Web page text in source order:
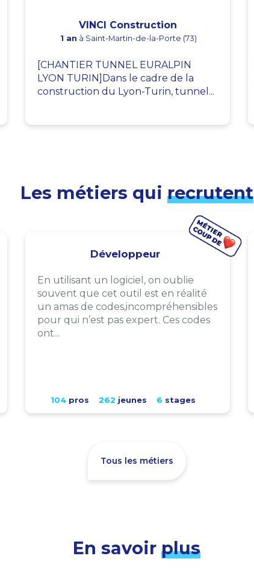
VINCI Construction
1 an à Saint-Martin-de-la-Porte (73)
[CHANTIER TUNNEL EURALPIN
LYON TURIN]Dans le cadre de la
construction du Lyon-Turin, tunnel...
Les métiers qui recrutent
Développeur
En utilisant un logiciel, on oublie
souvent que cet outil est en réalité
un amas de codes,incompréhensibles
pour qui n’est pas expert. Ces codes
ont...
104pros 262 jeunes 6 stages
Tous les métiers
En savoir plus